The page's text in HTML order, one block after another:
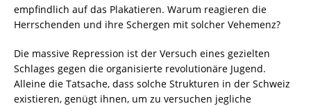
empfindlich auf das Plakatieren. Warum reagieren die
Herrschenden und ihre Schergen mit solcher Vehemenz?
Die massive Repression ist der Versuch eines gezielten
Schlages gegen die organisierte revolutionäre Jugend.
Alleine die Tatsache, dass solche Strukturen in der Schweiz
existieren, genügt ihnen, um zu versuchen jegliche